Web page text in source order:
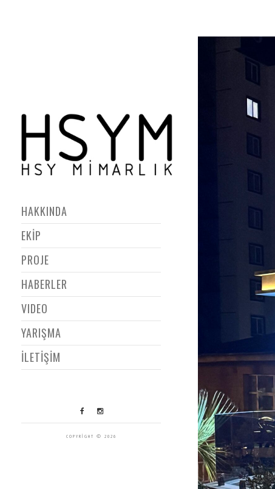
HAKKINDA
EKİP
PROJE
HABERLER
VIDEO
YARIŞMA
İLETİŞİM
COPYRIGHT © 2026